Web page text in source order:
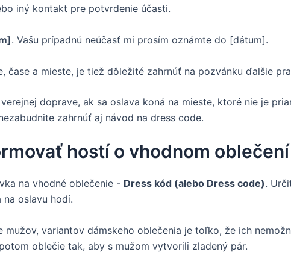
iný kontakt pre potvrdenie účasti.
. Vašu prípadnú neúčasť mi prosím oznámte do [dátum].
čase a mieste, je tiež dôležité zahrnúť na pozvánku ďalšie
doprave, ak sa oslava koná na mieste, ktoré nie je
zahrnúť aj návod na dress code.
hostí o vhodnom oblečení
na vhodné oblečenie - Dress kód (alebo Dress code).
oslavu hodí.
mužov, variantov dámskeho oblečenia je toľko, že ich
oblečie tak, aby s mužom vytvorili zladený pár.